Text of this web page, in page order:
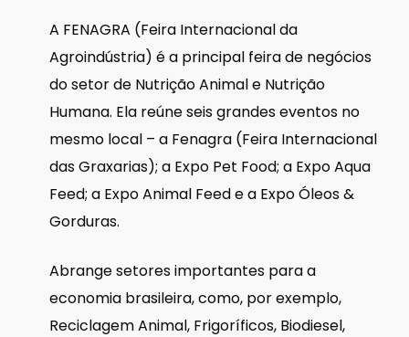
A FENAGRA (Feira Internacional da
Agroindústria) é a principal feira de negócios
do setor de Nutrição Animal e Nutrição
Humana. Ela reúne seis grandes eventos no
mesmo local – a Fenagra (Feira Internacional
das Graxarias); a Expo Pet Food; a Expo Aqua
Feed; a Expo Animal Feed e a Expo Óleos &
Gorduras.
Abrange setores importantes para a
economia brasileira, como, por exemplo,
Reciclagem Animal, Frigoríficos, Biodiesel,